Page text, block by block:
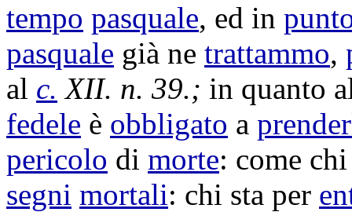
tempo pasquale, ed in
pasquale già ne trattammo,
al c. XII. n. 39.; in quanto
fedele è obbligato a
pericolo di morte: come
segni mortali: chi sta per